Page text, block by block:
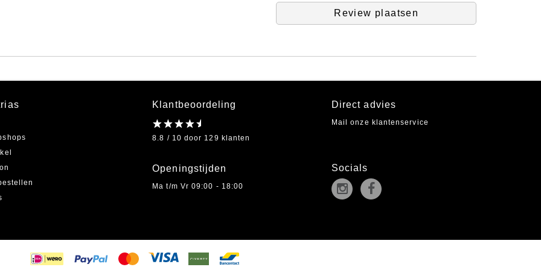
Review plaatsen
Klantbeoordeling
8.8 / 10 door 129 klanten
Openingstijden
Ma t/m Vr 09:00 - 18:00
Direct advies
Mail onze klantenservice
Socials